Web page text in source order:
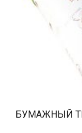
БУМАЖНЫЙ